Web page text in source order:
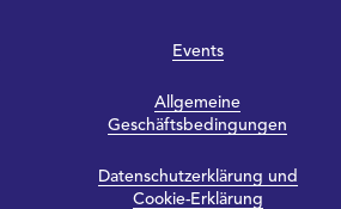
Events
Allgemeine
Geschäftsbedingungen
Datenschutzerklärung und
Cookie-Erklärung